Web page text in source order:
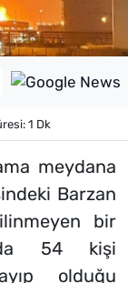
1 Dk
meydana
Barzan
bir
54 kişi
olduğu